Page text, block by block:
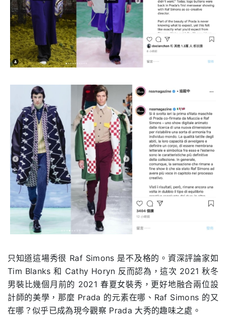
只知道這場秀很 Raf Simons 是不及格的。資深評論家如
Tim Blanks 和 Cathy Horyn 反而認為，這次 2021 秋冬
男裝比幾個月前的 2021 春夏女裝秀，更好地融合兩位設
計師的美學，那麼 Prada 的元素在哪、Raf Simons 的又
在哪？似乎已成為現今觀察 Prada 大秀的趣味之處。